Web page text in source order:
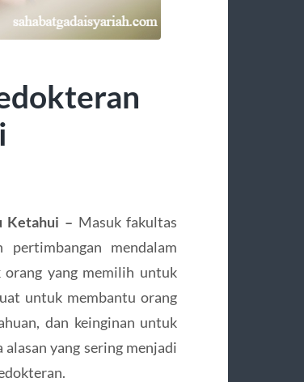
Ketahui – Masuk fakultas
pertimbangan mendalam
yang memilih untuk
untuk membantu orang
dan keinginan untuk
yang sering menjadi